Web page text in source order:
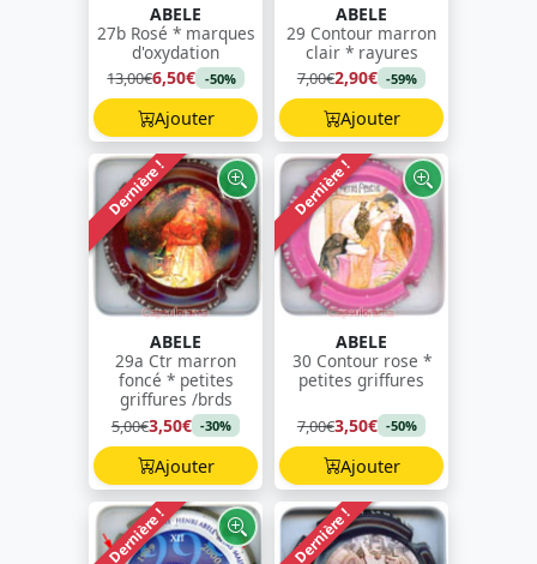
ABELE
27b Rosé * marques
d'oxydation
13,00€6,50€ -50%
Ajouter
ABELE
29 Contour marron
clair * rayures
7,00€2,90€ -59%
Ajouter
Dernière !
ABELE
29a Ctr marron
foncé * petites
griffures /brds
5,00€3,50€ -30%
Ajouter
Dernière !
ABELE
30 Contour rose *
petites griffures
7,00€3,50€ -50%
Ajouter
Dernière ! Dernière !